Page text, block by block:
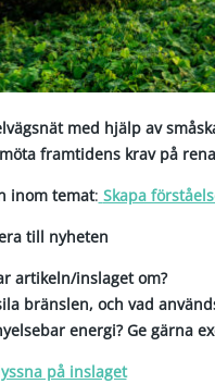
med hjälp av
framtidens krav på
inom temat: Skapa
till nyheten
artikeln/inslaget om?
bränslen, och vad
energi? Ge gärna
på inslaget